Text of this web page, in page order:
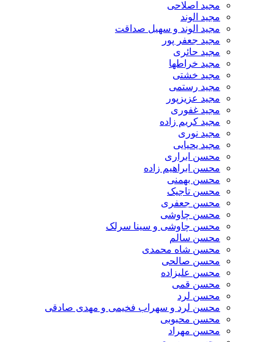
مجید اصلاحی
مجید الوند‎
مجید الوند و سهیل صداقت
مجید جعفر پور
مجید حائری
مجید خراطها
مجید خشتی
مجید رستمی
مجید عزیزپور
مجید غفوری
مجید کریم زاده
مجید نوری
مجید یحیایی
محسن ابراری
محسن ابراهیم زاده
محسن بهمنی
محسن تاجیک
محسن جعفری
محسن چاوشی
محسن چاوشی و سینا سرلک
محسن سالم
محسن شاه محمدی
محسن صالحی
محسن علیزاده
محسن قمی
محسن لرد
محسن لرد و سهراب فخیمی و مهدی صادقی
محسن محبوبی
محسن مهراد